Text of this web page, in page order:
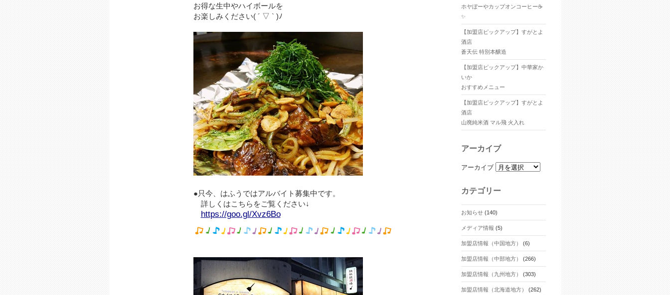
お得な生中やハイボールを
お楽しみください( ´ ▽ ` )ﾉ
●只今、はふうではアルバイト募集中です。
詳しくはこちらをご覧ください↓
https://goo.gl/Xvz6Bo
ホヤぼーやカップオンコーヒー☕
✨
【加盟店ピックアップ】すがとよ
酒店
蒼天伝 特別本醸造
【加盟店ピックアップ】中華家か
いか
おすすめメニュー
【加盟店ピックアップ】すがとよ
酒店
山廃純米酒 マル飛 火入れ
アーカイブ
アーカイブ
カテゴリー
お知らせ(140)
メディア情報 (5)
加盟店情報（中国地方） (6)
加盟店情報（中部地方） (266)
加盟店情報（九州地方） (303)
加盟店情報（北海道地方） (262)